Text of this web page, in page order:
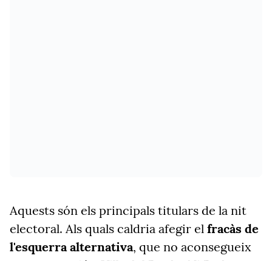
Aquests són els principals titulars de la nit
electoral. Als quals caldria afegir el fracàs de
l'esquerra alternativa, que no aconsegueix